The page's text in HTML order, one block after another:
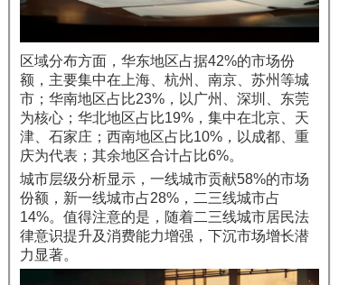
区域分布方面，华东地区占据42%的市场份
额，主要集中在上海、杭州、南京、苏州等城
市；华南地区占比23%，以广州、深圳、东莞
为核心；华北地区占比19%，集中在北京、天
津、石家庄；西南地区占比10%，以成都、重
庆为代表；其余地区合计占比6%。
城市层级分析显示，一线城市贡献58%的市场
份额，新一线城市占28%，二三线城市占
14%。值得注意的是，随着二三线城市居民法
律意识提升及消费能力增强，下沉市场增长潜
力显著。